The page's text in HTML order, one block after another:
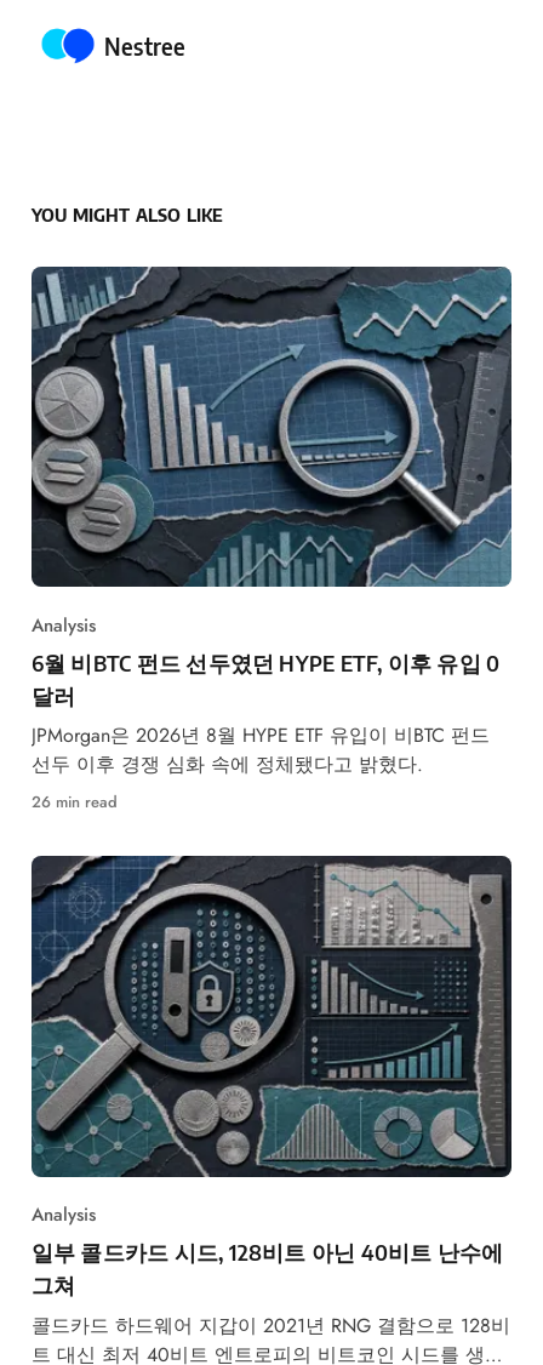
Posted by
Nestree
YOU MIGHT ALSO LIKE
Analysis
6월 비BTC 펀드 선두였던 HYPE ETF, 이후 유입 0
달러
JPMorgan은 2026년 8월 HYPE ETF 유입이 비BTC 펀드
선두 이후 경쟁 심화 속에 정체됐다고 밝혔다.
26 min read
Analysis
일부 콜드카드 시드, 128비트 아닌 40비트 난수에
그쳐
콜드카드 하드웨어 지갑이 2021년 RNG 결함으로 128비
트 대신 최저 40비트 엔트로피의 비트코인 시드를 생성